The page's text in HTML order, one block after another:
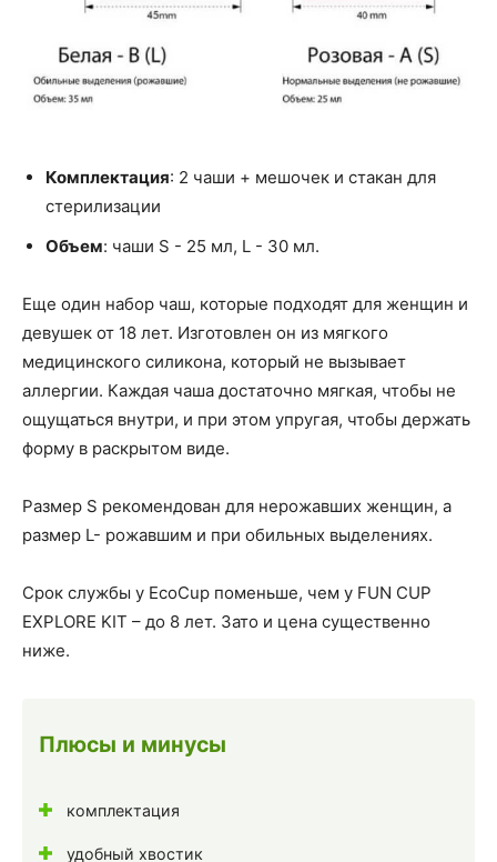
Комплектация: 2 чаши + мешочек и стакан для
стерилизации
Объем: чаши S - 25 мл, L - 30 мл.
Еще один набор чаш, которые подходят для женщин и
девушек от 18 лет. Изготовлен он из мягкого
медицинского силикона, который не вызывает
аллергии. Каждая чаша достаточно мягкая, чтобы не
ощущаться внутри, и при этом упругая, чтобы держать
форму в раскрытом виде.
Размер S рекомендован для нерожавших женщин, а
размер L- рожавшим и при обильных выделениях.
Срок службы у EcoCup поменьше, чем у FUN CUP
EXPLORE KIT – до 8 лет. Зато и цена существенно
ниже.
Плюсы и минусы
комплектация
удобный хвостик